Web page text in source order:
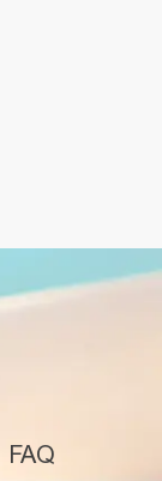
FAQ